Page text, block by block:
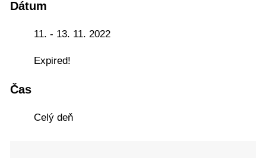
Dátum
11. - 13. 11. 2022
Expired!
Čas
Celý deň